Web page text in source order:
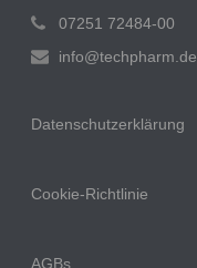
07251 72484-00
info@techpharm.de
Datenschutzerklärung
Cookie-Richtlinie
AGBs